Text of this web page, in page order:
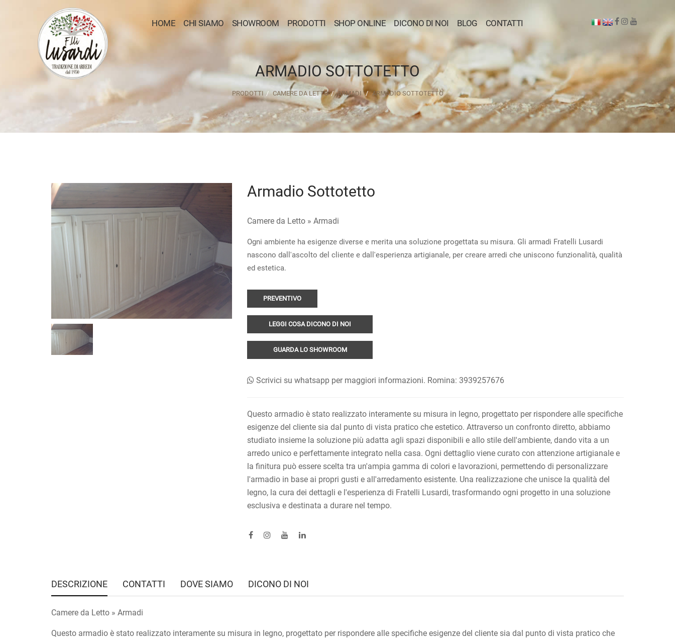
HOME CHI SIAMO SHOWROOM PRODOTTI SHOP ONLINE DICONO DI NOI BLOG CONTATTI
ARMADIO SOTTOTETTO
PRODOTTI CAMERE DA LETTO ARMADI ARMADIO SOTTOTETTO
Armadio Sottotetto
Camere da Letto » Armadi
Ogni ambiente ha esigenze diverse e merita una soluzione progettata su misura. Gli armadi Fratelli Lusardi
nascono dall'ascolto del cliente e dall'esperienza artigianale, per creare arredi che uniscono funzionalità, qualità
ed estetica.
PREVENTIVO
LEGGI COSA DICONO DI NOI
GUARDA LO SHOWROOM
Scrivici su whatsapp per maggiori informazioni. Romina: 3939257676
Questo armadio è stato realizzato interamente su misura in legno, progettato per rispondere alle specifiche
esigenze del cliente sia dal punto di vista pratico che estetico. Attraverso un confronto diretto, abbiamo
studiato insieme la soluzione più adatta agli spazi disponibili e allo stile dell'ambiente, dando vita a un
arredo unico e perfettamente integrato nella casa. Ogni dettaglio viene curato con attenzione artigianale e
la finitura può essere scelta tra un'ampia gamma di colori e lavorazioni, permettendo di personalizzare
l'armadio in base ai propri gusti e all'arredamento esistente. Una realizzazione che unisce la qualità del
legno, la cura dei dettagli e l'esperienza di Fratelli Lusardi, trasformando ogni progetto in una soluzione
esclusiva e destinata a durare nel tempo.
DESCRIZIONE CONTATTI DOVE SIAMO DICONO DI NOI
Camere da Letto » Armadi
Questo armadio è stato realizzato interamente su misura in legno, progettato per rispondere alle specifiche esigenze del cliente sia dal punto di vista pratico che